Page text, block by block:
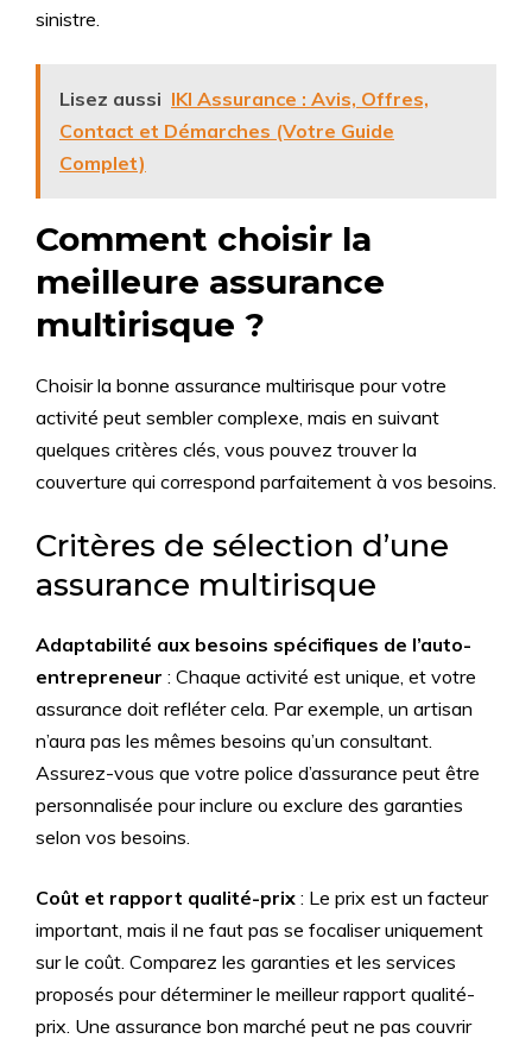
sinistre.
Lisez aussi IKI Assurance : Avis, Offres,
Contact et Démarches (Votre Guide
Complet)
Comment choisir la
meilleure assurance
multirisque ?
Choisir la bonne assurance multirisque pour votre
activité peut sembler complexe, mais en suivant
quelques critères clés, vous pouvez trouver la
couverture qui correspond parfaitement à vos besoins.
Critères de sélection d’une
assurance multirisque
Adaptabilité aux besoins spécifiques de l’auto-
entrepreneur : Chaque activité est unique, et votre
assurance doit refléter cela. Par exemple, un artisan
n’aura pas les mêmes besoins qu’un consultant.
Assurez-vous que votre police d’assurance peut être
personnalisée pour inclure ou exclure des garanties
selon vos besoins.
Coût et rapport qualité-prix : Le prix est un facteur
important, mais il ne faut pas se focaliser uniquement
sur le coût. Comparez les garanties et les services
proposés pour déterminer le meilleur rapport qualité-
prix. Une assurance bon marché peut ne pas couvrir